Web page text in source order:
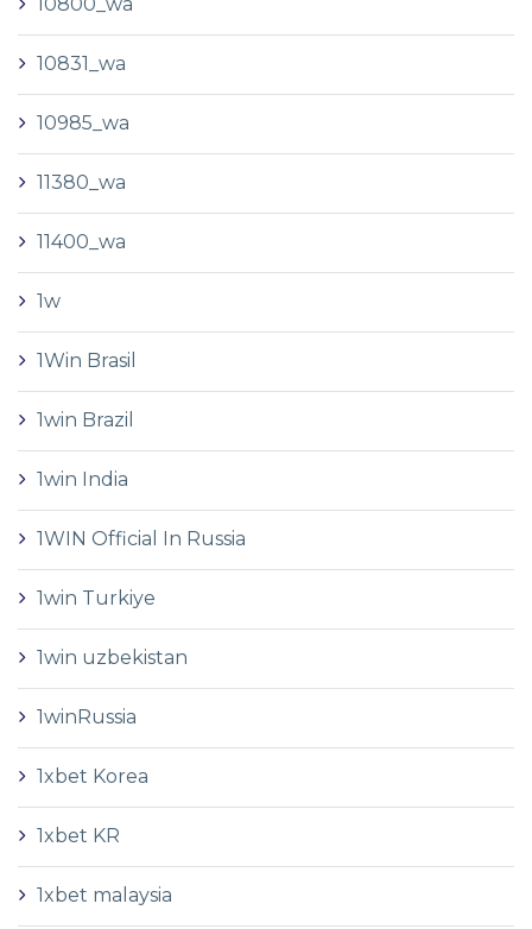
10831_wa
10985_wa
11380_wa
11400_wa
1w
1Win Brasil
1win Brazil
1win India
1WIN Official In Russia
1win Turkiye
1win uzbekistan
1winRussia
1xbet Korea
1xbet KR
1xbet malaysia